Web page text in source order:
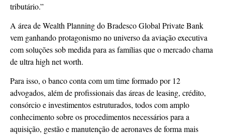
tributário.”
A área de Wealth Planning do Bradesco Global Private Bank
vem ganhando protagonismo no universo da aviação executiva
com soluções sob medida para as famílias que o mercado chama
de ultra high net worth.
Para isso, o banco conta com um time formado por 12
advogados, além de profissionais das áreas de leasing, crédito,
consórcio e investimentos estruturados, todos com amplo
conhecimento sobre os procedimentos necessários para a
aquisição, gestão e manutenção de aeronaves de forma mais